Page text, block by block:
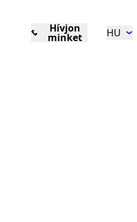
Hívjon
minket HU